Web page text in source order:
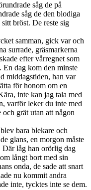
såg de på
såg de den blodiga
bröst. De reste sig
samman, gick var och
surrade, gräsmarkerna
efter vårregnet som
dag kom den minste
middagstiden, han var
för honom om en
inte kan jag tala med
varför leker du inte med
grät utan att någon
bara blekare och
glans, en morgon måste
Där låg han orörlig dag
långt bort med sin
onda, de sade att snart
nu kommit andra
inte, tycktes inte se dem.